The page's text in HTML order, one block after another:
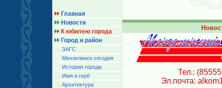
Главная
Новости
К юбилею города
Город и район
ЗАГС
Мензелинск сегодня
История города
Имя и герб
Архитектура
Тел.:
Эл.почта: